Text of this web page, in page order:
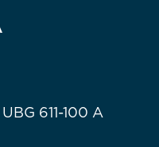
611-100 A